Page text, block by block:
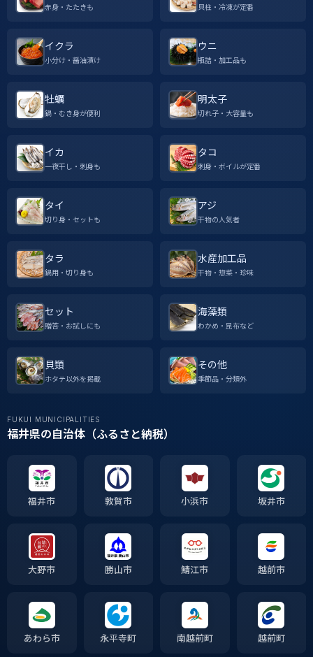
赤身・たたきも 貝柱・冷凍が定番
イクラ
小分け・醤油漬け
ウニ
瓶詰・加工品も
牡蠣
鍋・むき身が便利
明太子
切れ子・大容量も
イカ
一夜干し・刺身も
タコ
刺身・ボイルが定番
タイ
切り身・セットも
アジ
干物の人気者
タラ
鍋用・切り身も
水産加工品
干物・惣菜・珍味
セット
贈答・お試しにも
海藻類
わかめ・昆布など
貝類
ホタテ以外を掲載
その他
季節品・分類外
FUKUI MUNICIPALITIES
福井県の自治体（ふるさと納税）
福井市 敦賀市 小浜市 坂井市
大野市 勝山市 鯖江市 越前市
あわら市 永平寺町 南越前町 越前町